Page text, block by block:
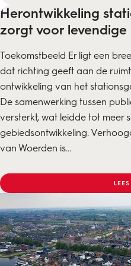
Herontwikkeling
zorgt voor
Toekomstbeeld Er ligt een
dat richting geeft aan de
ontwikkeling van het
De samenwerking tussen
versterkt, wat leidde tot meer
gebiedsontwikkeling.
van Woerden is...